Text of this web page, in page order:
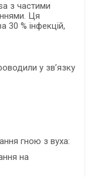
з частими
Ця
30 % інфекцій,
у зв’язку
гною з вуха:
на